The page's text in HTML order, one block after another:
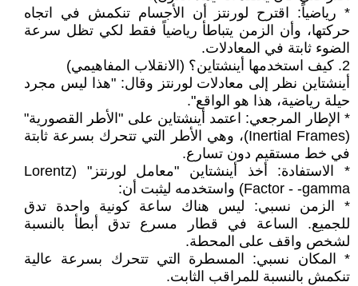
* رياضياً: اقترح لورنتز أن الأجسام تنكمش في اتجاه
حركتها، وأن الزمن يتباطأ رياضياً فقط لكي تظل سرعة
الضوء ثابتة في المعادلات.
2. كيف استخدمها أينشتاين؟ (الانقلاب المفاهيمي)
أينشتاين نظر إلى معادلات لورنتز وقال: "هذا ليس مجرد
حيلة رياضية، هذا هو الواقع".
* الإطار المرجعي: اعتمد أينشتاين على "الأطر القصورية"
(Inertial Frames)، وهي الأطر التي تتحرك بسرعة ثابتة
في خط مستقيم دون تسارع.
* الاستفادة: أخذ أينشتاين "معامل لورنتز" (Lorentz
Factor - -gamma) واستخدمه ليثبت أن:
* الزمن نسبي: ليس هناك ساعة كونية واحدة تدق
للجميع. الساعة في قطار مسرع تدق أبطأ بالنسبة
لشخص واقف على المحطة.
* المكان نسبي: المسطرة التي تتحرك بسرعة عالية
تنكمش بالنسبة للمراقب الثابت.